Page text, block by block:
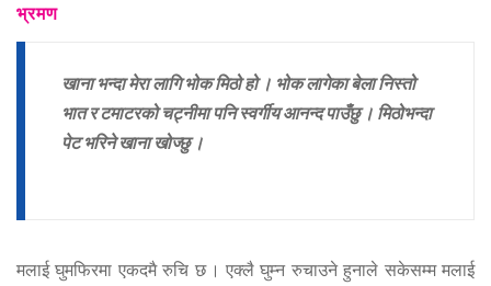
भ्रमण
खाना भन्दा मेरा लागि भोक मिठो हो । भोक लागेका बेला निस्तो
भात र टमाटरको चट्नीमा पनि स्वर्गीय आनन्द पाउँछु । मिठोभन्दा
पेट भरिने खाना खोज्छु ।
मलाई घुमफिरमा एकदमै रुचि छ । एक्लै घुम्न रुचाउने हुनाले सकेसम्म मलाई